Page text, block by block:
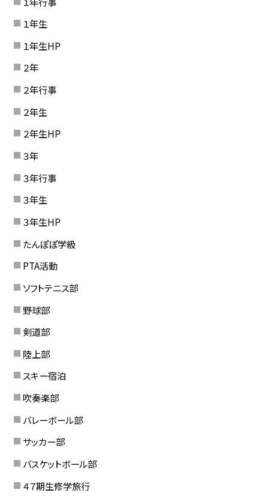
１年生
１年生HP
２年
２年行事
２年生
２年生HP
３年
３年行事
３年生
３年生HP
たんぽぽ学級
PTA活動
ソフトテニス部
野球部
剣道部
陸上部
スキー宿泊
吹奏楽部
バレーボール部
サッカー部
バスケットボール部
４７期生修学旅行